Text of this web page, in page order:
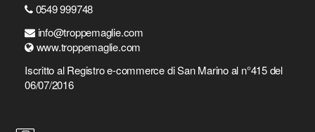
0549 999748
info@troppemaglie.com
www.troppemaglie.com
Iscritto al Registro e-commerce di San Marino al n°415 del
06/07/2016